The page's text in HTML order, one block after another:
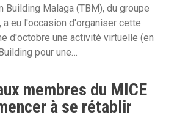
Building Malaga (TBM), du groupe
a eu l'occasion d'organiser cette
d'octobre une activité virtuelle (en
pour une…
membres du MICE
à se rétablir